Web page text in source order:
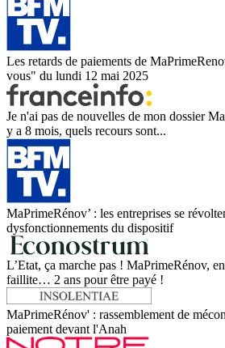
Les retards de paiements de
vous" du lundi 12 mai 2025
Je n'ai pas de nouvelles de mon dossier
y a 8 mois, quels recours sont...
MaPrimeRénov’ : les entreprises se
dysfonctionnements du dispositif
L’Etat, ça marche pas ! MaPrimeRénov,
faillite… 2 ans pour être payé !
MaPrimeRénov' : rassemblement de
paiement devant l'Anah